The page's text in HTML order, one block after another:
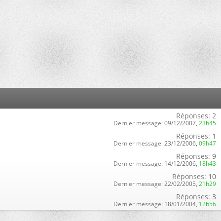
Réponses: 2
Dernier message: 09/12/2007, 23h45
Réponses: 1
Dernier message: 23/12/2006, 09h47
Réponses: 9
Dernier message: 14/12/2006, 18h43
Réponses: 10
Dernier message: 22/02/2005, 21h29
Réponses: 3
Dernier message: 18/01/2004, 12h56